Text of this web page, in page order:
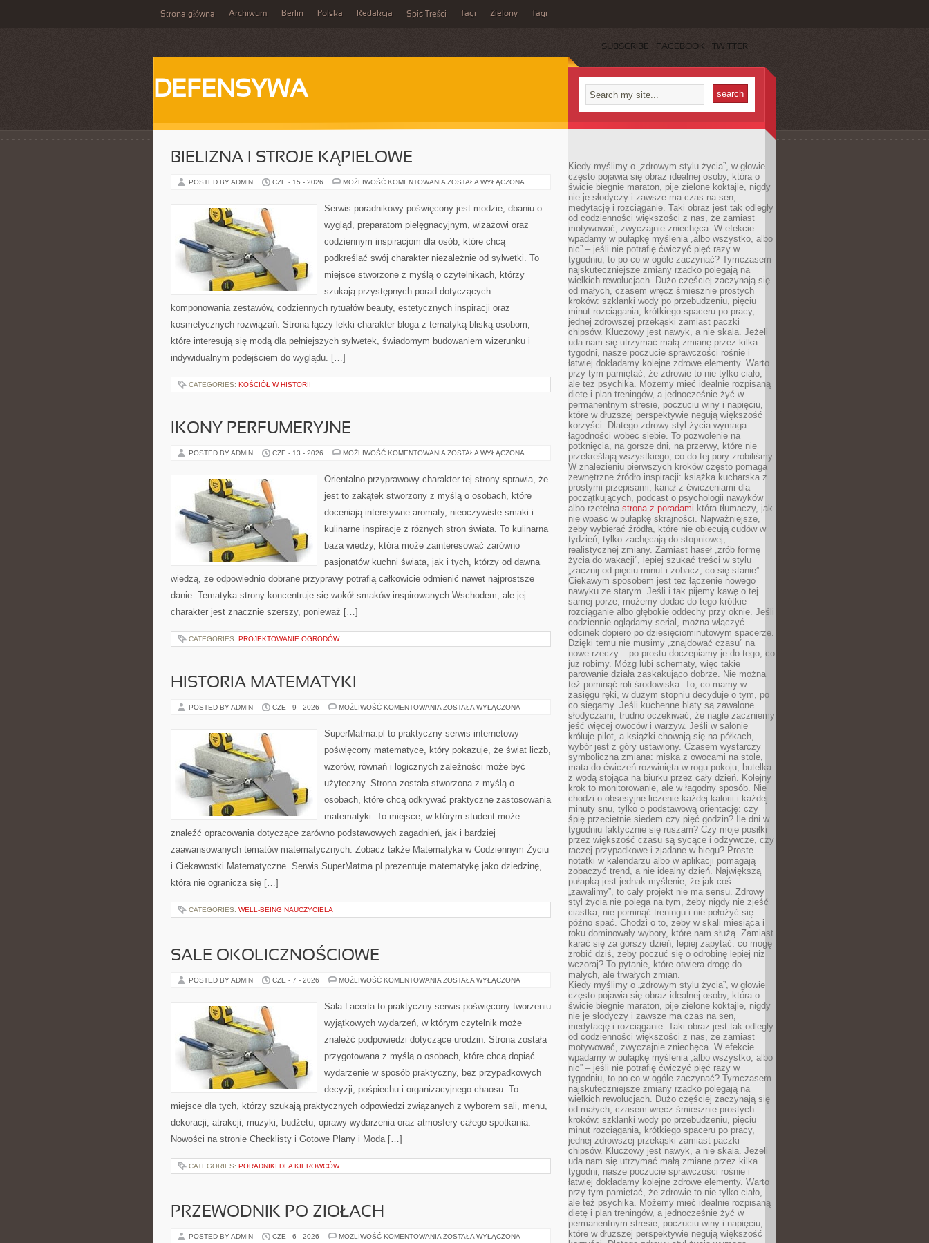
Strona główna Archiwum Berlin Polska Redakcja Spis Treści Tagi Zielony Tagi
SUBSCRIBE FACEBOOK TWITTER
DEFENSYWA
BIELIZNA I STROJE KĄPIELOWE
POSTED BY ADMIN CZE - 15 - 2026 MOŻLIWOŚĆ KOMENTOWANIA BIELIZNA
KĄPIELOWE
ZOSTAŁA WYŁĄCZONA
Serwis poradnikowy poświęcony jest modzie, dbaniu o
wygląd, preparatom pielęgnacyjnym, wizażowi oraz
codziennym inspiracjom dla osób, które chcą
podkreślać swój charakter niezależnie od sylwetki. To
miejsce stworzone z myślą o czytelnikach, którzy
szukają przystępnych porad dotyczących
komponowania zestawów, codziennych rytuałów beauty, estetycznych inspiracji oraz
kosmetycznych rozwiązań. Strona łączy lekki charakter bloga z tematyką bliską osobom,
które interesują się modą dla pełniejszych sylwetek, świadomym budowaniem wizerunku i
indywidualnym podejściem do wyglądu. […]
CATEGORIES: KOŚCIÓŁ W HISTORII
IKONY PERFUMERYJNE
POSTED BY ADMIN CZE - 13 - 2026 MOŻLIWOŚĆ KOMENTOWANIA IKONY
ZOSTAŁA WYŁĄCZONA
Orientalno-przyprawowy charakter tej strony sprawia, że
jest to zakątek stworzony z myślą o osobach, które
doceniają intensywne aromaty, nieoczywiste smaki i
kulinarne inspiracje z różnych stron świata. To kulinarna
baza wiedzy, która może zainteresować zarówno
pasjonatów kuchni świata, jak i tych, którzy od dawna
wiedzą, że odpowiednio dobrane przyprawy potrafią całkowicie odmienić nawet najprostsze
danie. Tematyka strony koncentruje się wokół smaków inspirowanych Wschodem, ale jej
charakter jest znacznie szerszy, ponieważ […]
CATEGORIES: PROJEKTOWANIE OGRODÓW
HISTORIA MATEMATYKI
POSTED BY ADMIN CZE - 9 - 2026 MOŻLIWOŚĆ KOMENTOWANIA HISTORIA
ZOSTAŁA WYŁĄCZONA
SuperMatma.pl to praktyczny serwis internetowy
poświęcony matematyce, który pokazuje, że świat liczb,
wzorów, równań i logicznych zależności może być
użyteczny. Strona została stworzona z myślą o
osobach, które chcą odkrywać praktyczne zastosowania
matematyki. To miejsce, w którym student może
znaleźć opracowania dotyczące zarówno podstawowych zagadnień, jak i bardziej
zaawansowanych tematów matematycznych. Zobacz także Matematyka w Codziennym Życiu
i Ciekawostki Matematyczne. Serwis SuperMatma.pl prezentuje matematykę jako dziedzinę,
która nie ogranicza się […]
CATEGORIES: WELL-BEING NAUCZYCIELA
SALE OKOLICZNOŚCIOWE
POSTED BY ADMIN CZE - 7 - 2026 MOŻLIWOŚĆ KOMENTOWANIA SALE
ZOSTAŁA WYŁĄCZONA
Sala Lacerta to praktyczny serwis poświęcony tworzeniu
wyjątkowych wydarzeń, w którym czytelnik może
znaleźć podpowiedzi dotyczące urodzin. Strona została
przygotowana z myślą o osobach, które chcą dopiąć
wydarzenie w sposób praktyczny, bez przypadkowych
decyzji, pośpiechu i organizacyjnego chaosu. To
miejsce dla tych, którzy szukają praktycznych odpowiedzi związanych z wyborem sali, menu,
dekoracji, atrakcji, muzyki, budżetu, oprawy wydarzenia oraz atmosfery całego spotkania.
Nowości na stronie Checklisty i Gotowe Plany i Moda […]
CATEGORIES: PORADNIKI DLA KIEROWCÓW
PRZEWODNIK PO ZIOŁACH
POSTED BY ADMIN CZE - 6 - 2026 MOŻLIWOŚĆ KOMENTOWANIA PRZEWODNIK
ZOSTAŁA WYŁĄCZONA
Kiedy myślimy o „zdrowym stylu życia”, w głowie
często pojawia się obraz idealnej osoby, która o
świcie biegnie maraton, pije zielone koktajle, nigdy
nie je słodyczy i zawsze ma czas na sen,
medytację i rozciąganie. Taki obraz jest tak odległy
od codzienności większości z nas, że zamiast
motywować, zwyczajnie zniechęca. W efekcie
wpadamy w pułapkę myślenia „albo wszystko, albo
nic” – jeśli nie potrafię ćwiczyć pięć razy w
tygodniu, to po co w ogóle zaczynać? Tymczasem
najskuteczniejsze zmiany rzadko polegają na
wielkich rewolucjach. Dużo częściej zaczynają się
od małych, czasem wręcz śmiesznie prostych
kroków: szklanki wody po przebudzeniu, pięciu
minut rozciągania, krótkiego spaceru po pracy,
jednej zdrowszej przekąski zamiast paczki
chipsów. Kluczowy jest nawyk, a nie skala. Jeżeli
uda nam się utrzymać małą zmianę przez kilka
tygodni, nasze poczucie sprawczości rośnie i
łatwiej dokładamy kolejne zdrowe elementy. Warto
przy tym pamiętać, że zdrowie to nie tylko ciało,
ale też psychika. Możemy mieć idealnie rozpisaną
dietę i plan treningów, a jednocześnie żyć w
permanentnym stresie, poczuciu winy i napięciu,
które w dłuższej perspektywie negują większość
korzyści. Dlatego zdrowy styl życia wymaga
łagodności wobec siebie. To pozwolenie na
potknięcia, na gorsze dni, na przerwy, które nie
przekreślają wszystkiego, co do tej pory zrobiliśmy.
W znalezieniu pierwszych kroków często pomaga
zewnętrzne źródło inspiracji: książka kucharska z
prostymi przepisami, kanał z ćwiczeniami dla
początkujących, podcast o psychologii nawyków
albo rzetelna strona z poradami która tłumaczy, jak
nie wpaść w pułapkę skrajności. Najważniejsze,
żeby wybierać źródła, które nie obiecują cudów w
tydzień, tylko zachęcają do stopniowej,
realistycznej zmiany. Zamiast haseł „zrób formę
życia do wakacji”, lepiej szukać treści w stylu
„zacznij od pięciu minut i zobacz, co się stanie”.
Ciekawym sposobem jest też łączenie nowego
nawyku ze starym. Jeśli i tak pijemy kawę o tej
samej porze, możemy dodać do tego krótkie
rozciąganie albo głębokie oddechy przy oknie. Jeśli
codziennie oglądamy serial, można włączyć
odcinek dopiero po dziesięciominutowym spacerze.
Dzięki temu nie musimy „znajdować czasu” na
nowe rzeczy – po prostu doczepiamy je do tego, co
już robimy. Mózg lubi schematy, więc takie
parowanie działa zaskakująco dobrze. Nie można
też pominąć roli środowiska. To, co mamy w
zasięgu ręki, w dużym stopniu decyduje o tym, po
co sięgamy. Jeśli kuchenne blaty są zawalone
słodyczami, trudno oczekiwać, że nagle zaczniemy
jeść więcej owoców i warzyw. Jeśli w salonie
króluje pilot, a książki chowają się na półkach,
wybór jest z góry ustawiony. Czasem wystarczy
symboliczna zmiana: miska z owocami na stole,
mata do ćwiczeń rozwinięta w rogu pokoju, butelka
z wodą stojąca na biurku przez cały dzień. Kolejny
krok to monitorowanie, ale w łagodny sposób. Nie
chodzi o obsesyjne liczenie każdej kalorii i każdej
minuty snu, tylko o podstawową orientację: czy
śpię przeciętnie siedem czy pięć godzin? Ile dni w
tygodniu faktycznie się ruszam? Czy moje posiłki
przez większość czasu są sycące i odżywcze, czy
raczej przypadkowe i zjadane w biegu? Proste
notatki w kalendarzu albo w aplikacji pomagają
zobaczyć trend, a nie idealny dzień. Największą
pułapką jest jednak myślenie, że jak coś
„zawalimy”, to cały projekt nie ma sensu. Zdrowy
styl życia nie polega na tym, żeby nigdy nie zjeść
ciastka, nie pominąć treningu i nie położyć się
późno spać. Chodzi o to, żeby w skali miesiąca i
roku dominowały wybory, które nam służą. Zamiast
karać się za gorszy dzień, lepiej zapytać: co mogę
zrobić dziś, żeby poczuć się o odrobinę lepiej niż
wczoraj? To pytanie, które otwiera drogę do
małych, ale trwałych zmian.
Kiedy myślimy o „zdrowym stylu życia”, w głowie
często pojawia się obraz idealnej osoby, która o
świcie biegnie maraton, pije zielone koktajle, nigdy
nie je słodyczy i zawsze ma czas na sen,
medytację i rozciąganie. Taki obraz jest tak odległy
od codzienności większości z nas, że zamiast
motywować, zwyczajnie zniechęca. W efekcie
wpadamy w pułapkę myślenia „albo wszystko, albo
nic” – jeśli nie potrafię ćwiczyć pięć razy w
tygodniu, to po co w ogóle zaczynać? Tymczasem
najskuteczniejsze zmiany rzadko polegają na
wielkich rewolucjach. Dużo częściej zaczynają się
od małych, czasem wręcz śmiesznie prostych
kroków: szklanki wody po przebudzeniu, pięciu
minut rozciągania, krótkiego spaceru po pracy,
jednej zdrowszej przekąski zamiast paczki
chipsów. Kluczowy jest nawyk, a nie skala. Jeżeli
uda nam się utrzymać małą zmianę przez kilka
tygodni, nasze poczucie sprawczości rośnie i
łatwiej dokładamy kolejne zdrowe elementy. Warto
przy tym pamiętać, że zdrowie to nie tylko ciało,
ale też psychika. Możemy mieć idealnie rozpisaną
dietę i plan treningów, a jednocześnie żyć w
permanentnym stresie, poczuciu winy i napięciu,
które w dłuższej perspektywie negują większość